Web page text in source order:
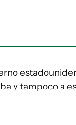
y tampoco a